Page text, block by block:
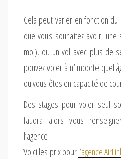
Cela peut varier en fonction
que vous souhaitez avoir:
moi), ou un vol avec plus de
pouvez voler à n’importe quel
ou vous êtes en capacité de
Des stages pour voler seul
faudra alors vous
l’agence.
Voici les prix pourl’agence